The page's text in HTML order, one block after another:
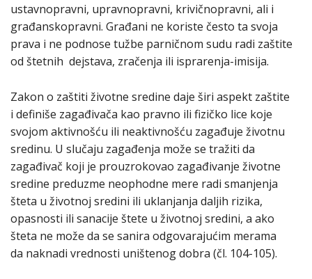
ustavnopravni, upravnopravni, krivičnopravni, ali i
građanskopravni. Građani ne koriste često ta svoja
prava i ne podnose tužbe parničnom sudu radi zaštite
od štetnih dejstava, zračenja ili isprarenja-imisija.
Zakon o zaštiti životne sredine daje širi aspekt zaštite
i definiše zagađivača kao pravno ili fizičko lice koje
svojom aktivnošću ili neaktivnošću zagađuje životnu
sredinu. U slučaju zagađenja može se tražiti da
zagađivač koji je prouzrokovao zagađivanje životne
sredine preduzme neophodne mere radi smanjenja
šteta u životnoj sredini ili uklanjanja daljih rizika,
opasnosti ili sanacije štete u životnoj sredini, a ako
šteta ne može da se sanira odgovarajućim merama
da naknadi vrednosti uništenog dobra (čl. 104-105).